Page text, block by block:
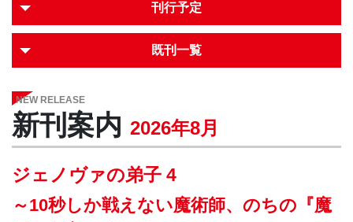
刊行予定
既刊一覧
NEW RELEASE
新刊案内 2026年8月
ジェノヴァの弟子 4
～10秒しか戦えない魔術師、のちの『魔